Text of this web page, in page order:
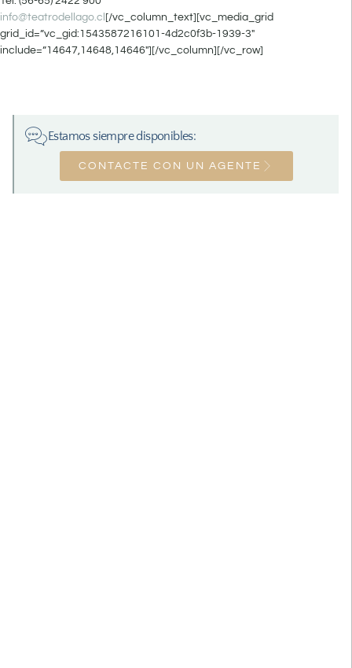
info@teatrodellago.cl [/vc_column_text][vc_media_grid
grid_id=”vc_gid:1543587216101-4d2c0f3b-1939-3″
include=”14647,14648,14646″][/vc_column][/vc_row]
Estamos siempre disponibles:
CONTACTE CON UN AGENTE